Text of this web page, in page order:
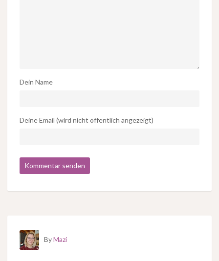
Dein Name
Deine Email (wird nicht öffentlich angezeigt)
ByMazi